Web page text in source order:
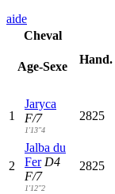
aide
Cheval
Age-Sexe
Hand.
1
Jaryca
F/7
1'13"4
2825
2
Jalba du
Fer D4
F/7
1'12"2
2825